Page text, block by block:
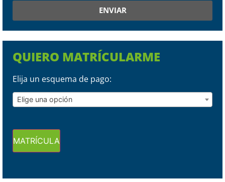
ENVIAR
QUIERO MATRÍCULARME
Elija un esquema de pago:
Elige una opción
MATRÍCULA